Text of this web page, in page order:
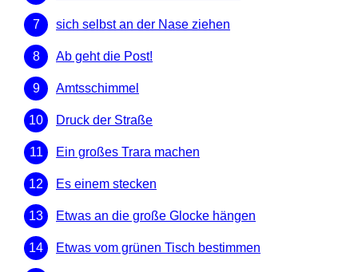
sich selbst an der Nase ziehen
Ab geht die Post!
Amtsschimmel
Druck der Straße
Ein großes Trara machen
Es einem stecken
Etwas an die große Glocke hängen
Etwas vom grünen Tisch bestimmen